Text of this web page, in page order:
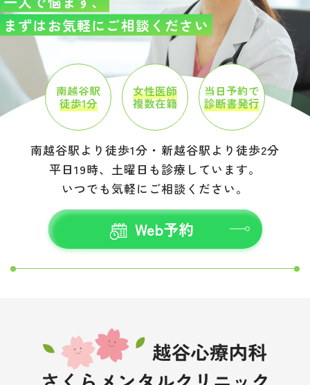
まずはお気軽にご相談ください
南越谷駅
徒歩1分
女性医師
複数在籍
当日予約で
診断書発行
南越谷駅より徒歩1分・新越谷駅より徒歩2分
平日19時、土曜日も診療しています。
いつでも気軽にご相談ください。
Web予約